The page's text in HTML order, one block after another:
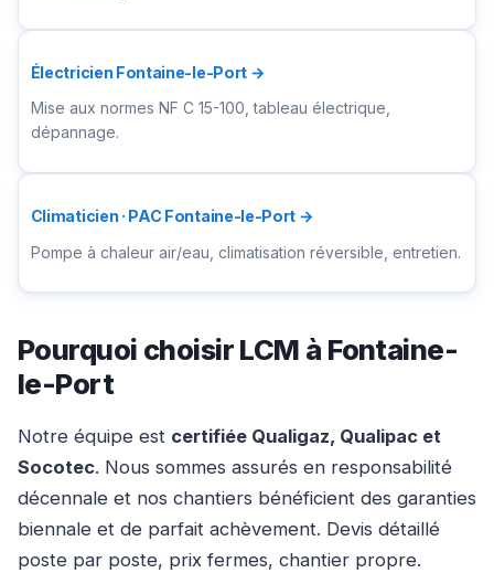
Électricien Fontaine-le-Port →
Mise aux normes NF C 15-100, tableau électrique,
dépannage.
Climaticien · PAC Fontaine-le-Port →
Pompe à chaleur air/eau, climatisation réversible, entretien.
Pourquoi choisir LCM à Fontaine-
le-Port
Notre équipe est certifiée Qualigaz, Qualipac et
Socotec. Nous sommes assurés en responsabilité
décennale et nos chantiers bénéficient des garanties
biennale et de parfait achèvement. Devis détaillé
poste par poste, prix fermes, chantier propre.